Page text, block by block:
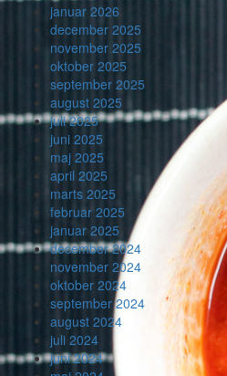
januar 2026
december 2025
november 2025
oktober 2025
september 2025
august 2025
juli 2025
juni 2025
maj 2025
april 2025
marts 2025
februar 2025
januar 2025
december 2024
november 2024
oktober 2024
september 2024
august 2024
juli 2024
juni 2024